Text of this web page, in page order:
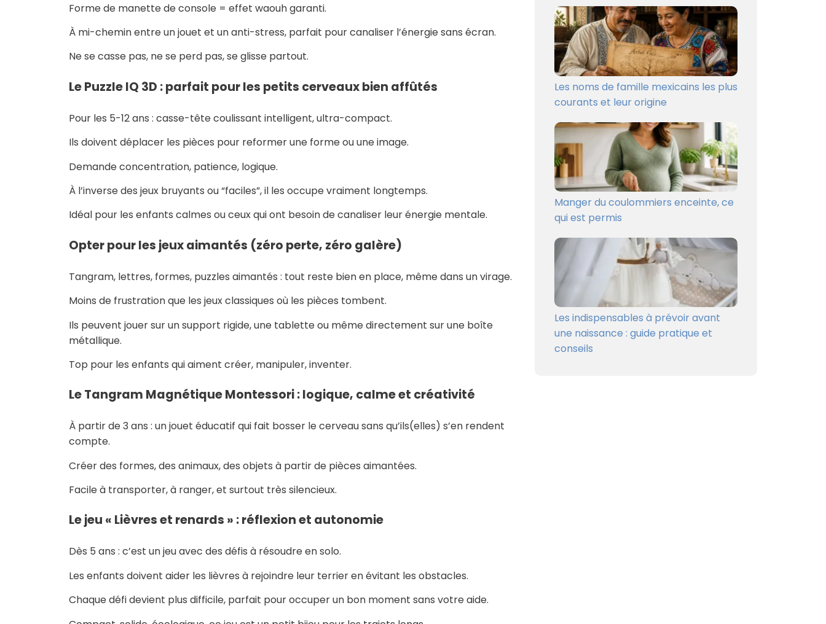
Forme de manette de console = effet waouh garanti.
À mi-chemin entre un jouet et un anti-stress, parfait pour canaliser l’énergie sans écran.
Ne se casse pas, ne se perd pas, se glisse partout.
Le Puzzle IQ 3D : parfait pour les petits cerveaux bien affûtés
Pour les 5-12 ans : casse-tête coulissant intelligent, ultra-compact.
Ils doivent déplacer les pièces pour reformer une forme ou une image.
Demande concentration, patience, logique.
À l’inverse des jeux bruyants ou “faciles”, il les occupe vraiment longtemps.
Idéal pour les enfants calmes ou ceux qui ont besoin de canaliser leur énergie mentale.
Opter pour les jeux aimantés (zéro perte, zéro galère)
Tangram, lettres, formes, puzzles aimantés : tout reste bien en place, même dans un virage.
Moins de frustration que les jeux classiques où les pièces tombent.
Ils peuvent jouer sur un support rigide, une tablette ou même directement sur une boîte
métallique.
Top pour les enfants qui aiment créer, manipuler, inventer.
Le Tangram Magnétique Montessori : logique, calme et créativité
À partir de 3 ans : un jouet éducatif qui fait bosser le cerveau sans qu’ils(elles) s’en rendent
compte.
Créer des formes, des animaux, des objets à partir de pièces aimantées.
Facile à transporter, à ranger, et surtout très silencieux.
Le jeu « Lièvres et renards » : réflexion et autonomie
Dès 5 ans : c’est un jeu avec des défis à résoudre en solo.
Les enfants doivent aider les lièvres à rejoindre leur terrier en évitant les obstacles.
Chaque défi devient plus difficile, parfait pour occuper un bon moment sans votre aide.
Les noms de famille mexicains les plus
courants et leur origine
Manger du coulommiers enceinte, ce
qui est permis
Les indispensables à prévoir avant
une naissance : guide pratique et
conseils